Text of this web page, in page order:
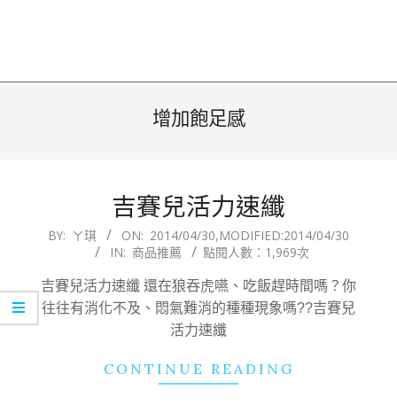
增加飽足感
吉賽兒活力速纖
2014-
30
BY: ㄚ琪 ON: 2014/04/30,MODIFIED:2014/04/30
IN: 商品推薦 點閱人數：1,969次
吉賽兒活力速纖 還在狼吞虎嚥、吃飯趕時間嗎？你
往往有消化不及、悶氣難消的種種現象嗎??吉賽兒
活力速纖
CONTINUE READING